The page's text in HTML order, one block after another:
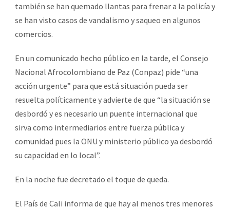
también se han quemado llantas para frenar a la policía y
se han visto casos de vandalismo y saqueo en algunos
comercios.
En un comunicado hecho público en la tarde, el Consejo
Nacional Afrocolombiano de Paz (Conpaz) pide “una
acción urgente” para que está situación pueda ser
resuelta políticamente y advierte de que “la situación se
desbordó y es necesario un puente internacional que
sirva como intermediarios entre fuerza pública y
comunidad pues la ONU y ministerio público ya desbordó
su capacidad en lo local”.
En la noche fue decretado el toque de queda.
El País de Cali informa de que hay al menos tres menores